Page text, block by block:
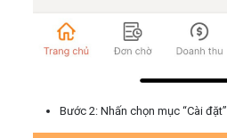
Bước 2: Nhấn chọn mục “Cài đặt”.